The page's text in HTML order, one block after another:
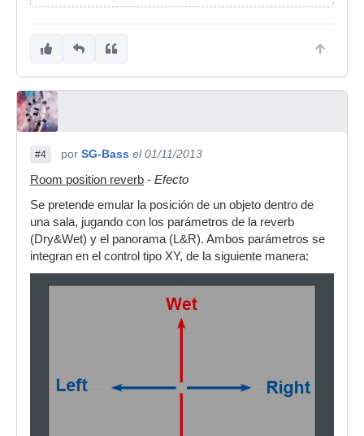
#4 por SG-Bass el 01/11/2013
Room position reverb - Efecto
Se pretende emular la posición de un objeto dentro de
una sala, jugando con los parámetros de la reverb
(Dry&Wet) y el panorama (L&R). Ambos parámetros se
integran en el control tipo XY, de la siguiente manera: